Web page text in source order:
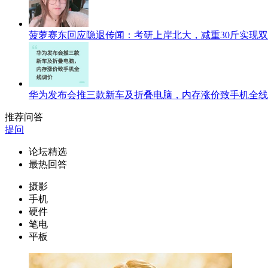
菠萝赛东回应隐退传闻：考研上岸北大，减重30斤实现
华为发布会推三款新车及折叠电脑，内存涨价致手机全
推荐问答
提问
论坛精选
最热回答
摄影
手机
硬件
笔电
平板